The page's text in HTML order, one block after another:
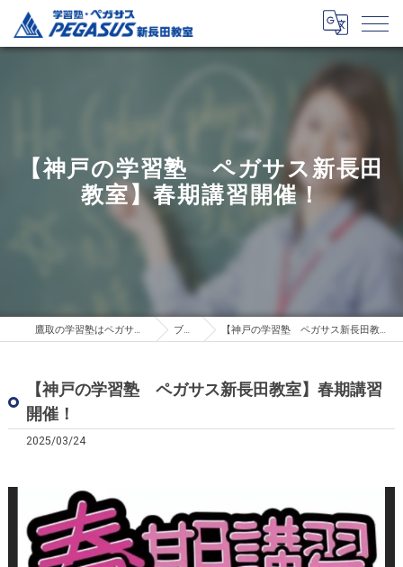
【神戸の学習塾 ペガサス新長田
教室】春期講習開催！
鷹取の学習塾はペガサス新長田教室 ブログ 【神戸の学習塾 ペガサス新長田教室】春期講習開催！
【神戸の学習塾 ペガサス新長田教室】春期講習
開催！
2025/03/24